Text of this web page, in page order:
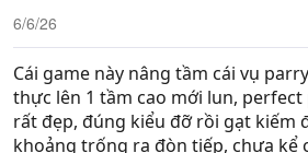
6/6/26
Cái game này nâng tầm cái vụ
thực lên 1 tầm cao mới lun,
rất đẹp, đúng kiểu đỡ rồi gạt kiếm
khoảng trống ra đòn tiếp, chưa kể